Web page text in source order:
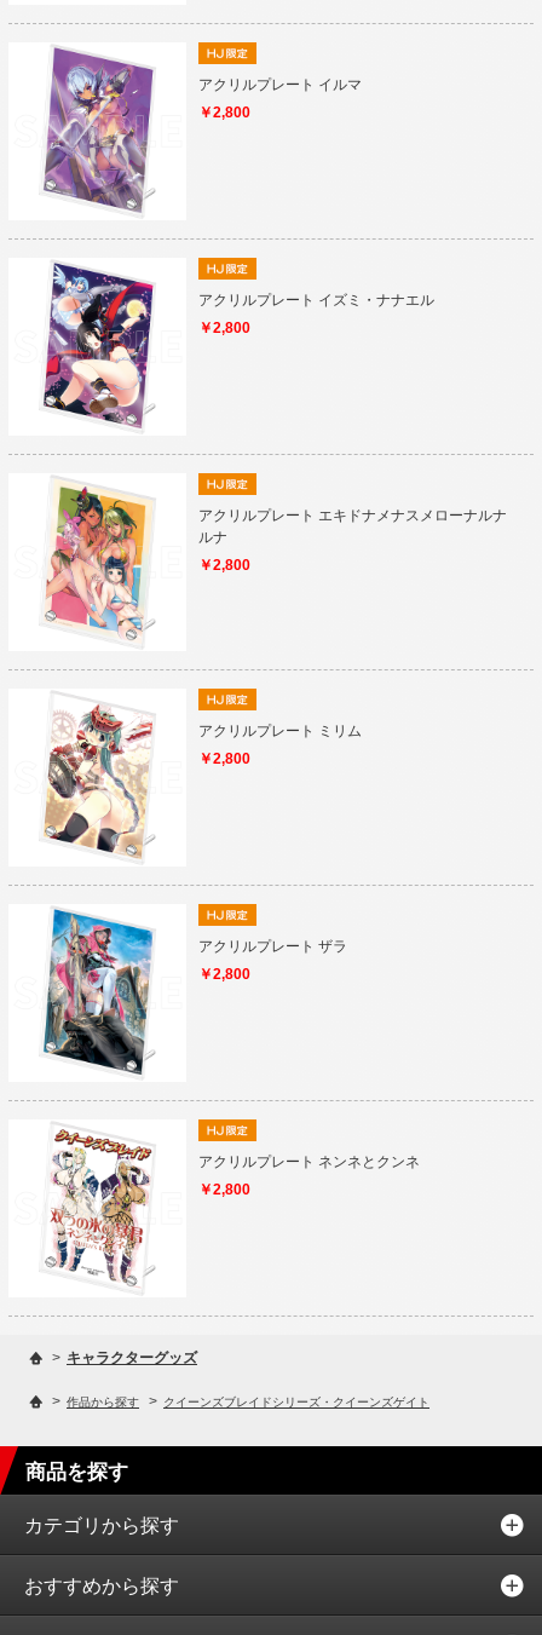
アクリルプレート イルマ
￥2,800
アクリルプレート イズミ・ナナエル
￥2,800
アクリルプレート エキドナメナスメローナルナ
ルナ
￥2,800
アクリルプレート ミリム
￥2,800
アクリルプレート ザラ
￥2,800
アクリルプレート ネンネとクンネ
￥2,800
> キャラクターグッズ
> 作品から探す > クイーンズブレイドシリーズ・クイーンズゲイト
商品を探す
カテゴリから探す
おすすめから探す